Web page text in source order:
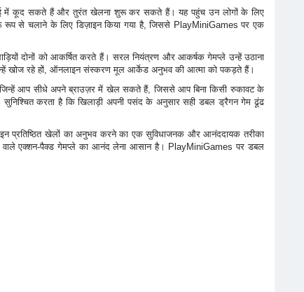
में कूद सकते हैं और तुरंत खेलना शुरू कर सकते हैं। यह पहुंच उन लोगों के लिए
रूप से चलाने के लिए डिज़ाइन किया गया है, जिससे PlayMiniGames पर एक
दोनों को आकर्षित करते हैं। सरल नियंत्रण और आकर्षक गेमप्ले उन्हें उठाना
खोज रहे हों, ऑनलाइन संस्करण मूल आर्केड अनुभव की आत्मा को पकड़ते हैं।
आप सीधे अपने ब्राउज़र में खेल सकते हैं, जिससे आप बिना किसी रुकावट के
करता है कि खिलाड़ी अपनी पसंद के अनुसार सही डबल ड्रैगन गेम ढूंढ
प्रतिष्ठित खेलों का अनुभव करने का एक सुविधाजनक और आनंददायक तरीका
एक्शन-पैक्ड गेमप्ले का आनंद लेना आसान है। PlayMiniGames पर डबल